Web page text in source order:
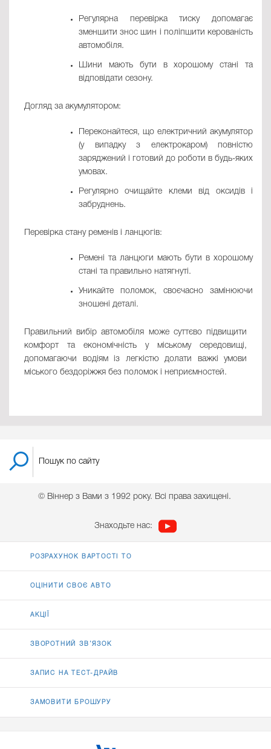
Регулярна перевірка тиску допомагає
зменшити знос шин і поліпшити керованість
автомобіля.
Шини мають бути в хорошому стані та
відповідати сезону.
Догляд за акумулятором:
Переконайтеся, що електричний акумулятор
(у випадку з електрокаром) повністю
заряджений і готовий до роботи в будь-яких
умовах.
Регулярно очищайте клеми від оксидів і
забруднень.
Перевірка стану ременів і ланцюгів:
Ремені та ланцюги мають бути в хорошому
стані та правильно натягнуті.
Уникайте поломок, своєчасно замінюючи
зношені деталі.
Правильний вибір автомобіля може суттєво підвищити
комфорт та економічність у міському середовищі,
допомагаючи водіям із легкістю долати важкі умови
міського бездоріжжя без поломок і неприємностей.
© Віннер з Вами з 1992 року. Всі права захищені.
Знаходьте нас:
РОЗРАХУНОК ВАРТОСТІ ТО
ОЦІНИТИ СВОЄ АВТО
АКЦІЇ
ЗВОРОТНИЙ ЗВ’ЯЗОК
ЗАПИС НА ТЕСТ-ДРАЙВ
ЗАМОВИТИ БРОШУРУ